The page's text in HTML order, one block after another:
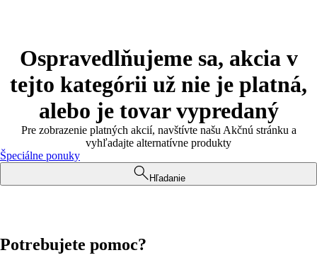
Ospravedlňujeme sa, akcia v
tejto kategórii už nie je platná,
alebo je tovar vypredaný
Pre zobrazenie platných akcií, navštívte našu Akčnú stránku a
vyhľadajte alternatívne produkty
Špeciálne ponuky
Hľadanie
Potrebujete pomoc?